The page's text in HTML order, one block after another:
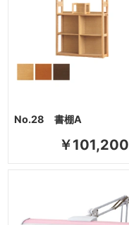
No.28 書棚A
￥101,200